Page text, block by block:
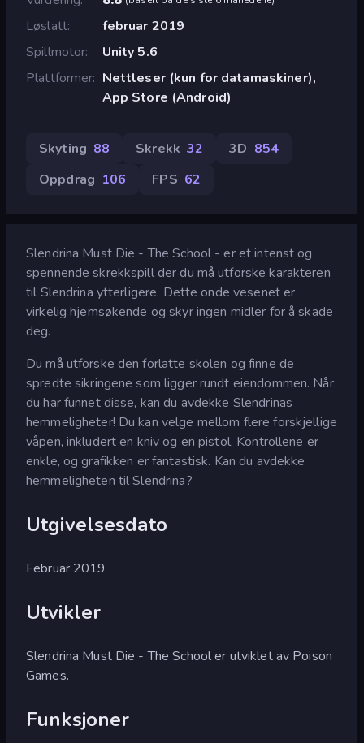
Løslatt
februar 2019
Spillmotor
Unity 5.6
Plattformer Nettleser (kun for datamaskiner),
App Store (Android)
Skyting 88 Skrekk 32 3D 854
Oppdrag 106 FPS 62
Slendrina Must Die - The School - er et intenst og
spennende skrekkspill der du må utforske karakteren
til Slendrina ytterligere. Dette onde vesenet er
virkelig hjemsøkende og skyr ingen midler for å skade
deg.
Du må utforske den forlatte skolen og finne de
spredte sikringene som ligger rundt eiendommen. Når
du har funnet disse, kan du avdekke Slendrinas
hemmeligheter! Du kan velge mellom flere forskjellige
våpen, inkludert en kniv og en pistol. Kontrollene er
enkle, og grafikken er fantastisk. Kan du avdekke
hemmeligheten til Slendrina?
Utgivelsesdato
Februar 2019
Utvikler
Slendrina Must Die - The School er utviklet av Poison
Games.
Funksjoner